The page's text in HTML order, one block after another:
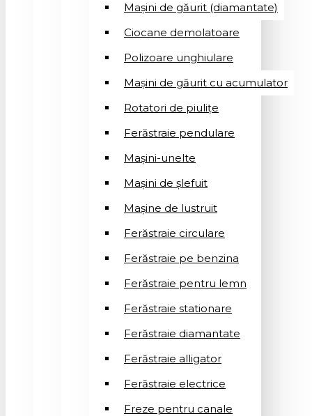
Mașini de găurit (diamantate)
Ciocane demolatoare
Polizoare unghiulare
Mașini de găurit cu acumulator
Rotatori de piuliţe
Ferăstraie pendulare
Mașini-unelte
Mașini de șlefuit
Mașinе de lustruit
Ferăstraie circulare
Ferăstraie pe benzina
Ferăstraie pentru lemn
Ferăstraie stationare
Ferăstraie diamantate
Ferăstraie alligator
Ferăstraie electrice
Freze pentru canale